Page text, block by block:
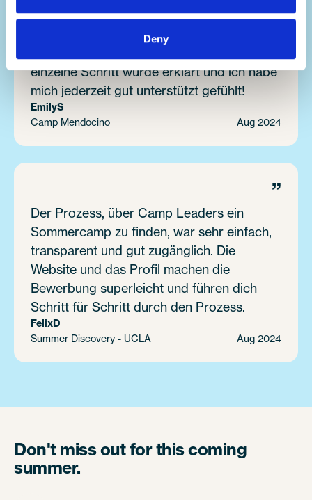
Deny
geleistet und mir ermöglicht, in den USA in
einem Sommercamp zu arbeiten. Sie waren
einzelne Schritt wurde erklärt und ich habe
mich jederzeit gut unterstützt gefühlt!
EmilyS
Camp Mendocino Aug 2024
”
Der Prozess, über Camp Leaders ein
Sommercamp zu finden, war sehr einfach,
transparent und gut zugänglich. Die
Website und das Profil machen die
Bewerbung superleicht und führen dich
Schritt für Schritt durch den Prozess.
FelixD
Summer Discovery - UCLA Aug 2024
Don't miss out for this coming
summer.